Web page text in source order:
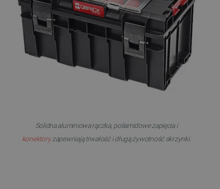
Solidna aluminiowa rączka, poliamidowe zapięcia i
konektoryzapewniają trwałość i długą żywotność skrzynki.
Bez niezbędnych plików cookie nie można
prawidłowo korzystać ze strony internetowej.
Nazwa
Provider /
Domena
PrestaShop-[abcdef0123456789]{32} .botland.com.pl